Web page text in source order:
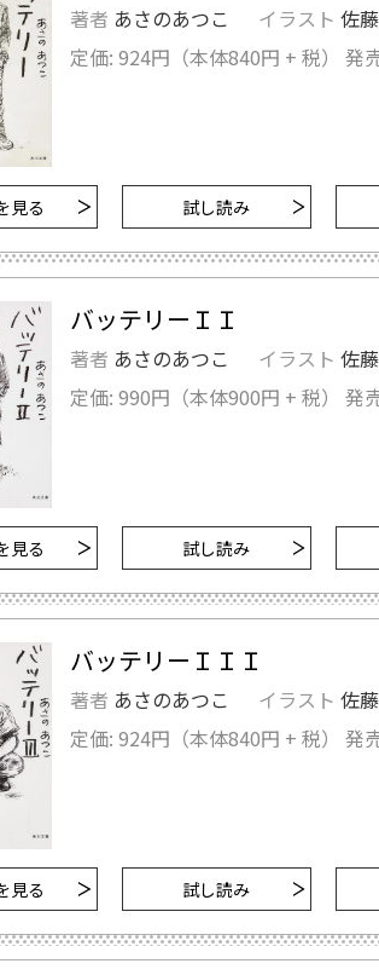
著者 あさのあつこ イラスト 佐
定価: 924円（本体840円 + 税）
発
見る 試し読み
バッテリーＩＩ
著者 あさのあつこ イラスト 佐
定価: 990円（本体900円 + 税）
発
見る 試し読み
バッテリーＩＩＩ
著者 あさのあつこ イラスト 佐
定価: 924円（本体840円 + 税）
発
見る 試し読み